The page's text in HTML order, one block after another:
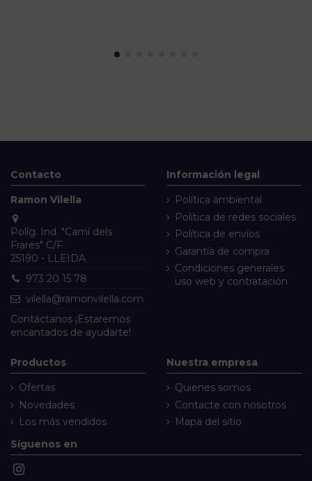
Contacto
Ramon Vilella
Políg. Ind. "Camí dels
Frares" C/F
25190 - LLEIDA
973 20 15 78
vilella@ramonvilella.com
Contáctanos ¡Estaremos
encantados de ayudarte!
Información legal
Política ambiental
Política de redes sociales
Política de envíos
Garantía de compra
Condiciones generales
uso web y contratación
Productos
Ofertas
Novedades
Los más vendidos
Nuestra empresa
Quienes somos
Contacte con nosotros
Mapa del sitio
Síguenos en